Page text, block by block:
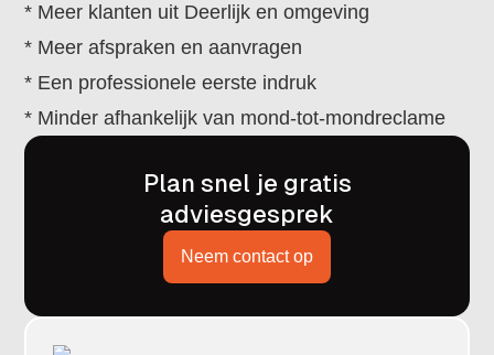
* Meer klanten uit Deerlijk en omgeving
* Meer afspraken en aanvragen
* Een professionele eerste indruk
* Minder afhankelijk van mond-tot-mondreclame
Plan snel je gratis
adviesgesprek
Neem contact op